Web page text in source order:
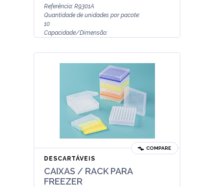
Referência: R9301A
Quantidade de unidades por pacote:
10
Capacidade/Dimensão:
COMPARE
DESCARTÁVEIS
CAIXAS / RACK PARA
FREEZER